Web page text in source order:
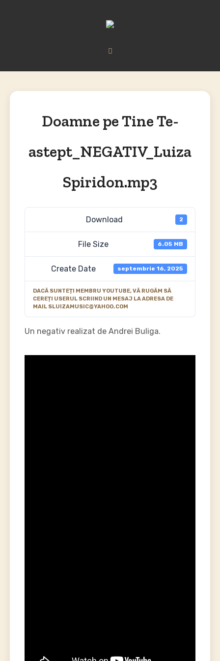
Doamne pe Tine Te-
astept_NEGATIV_Luiza
Spiridon.mp3
Download 2
File Size 6.05 MB
Create Date septembrie 16, 2025
DACĂ SUNTEȚI MEMBRU YOUTUBE, VĂ RUGĂM SĂ
CEREȚI USERUL SCRIIND UN MESAJ LA ADRESA DE
MAIL SLUIZAMUSIC@YAHOO.COM
Un negativ realizat de Andrei Buliga.